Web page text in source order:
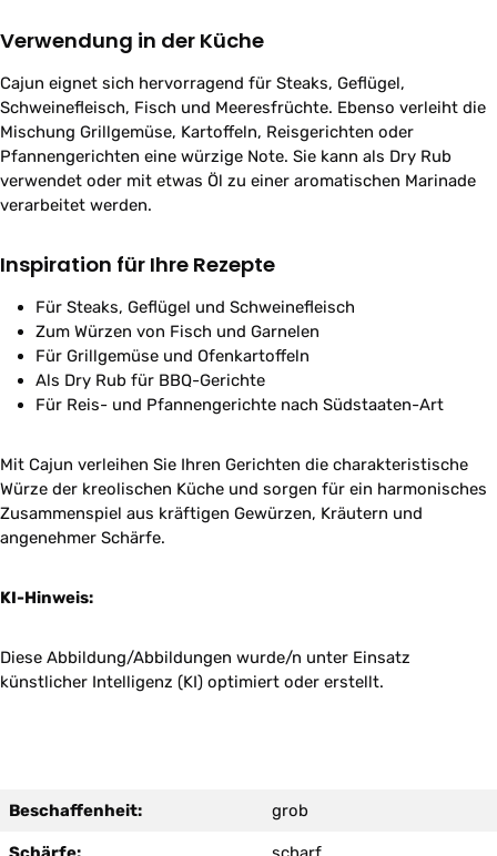
Verwendung in der Küche
Cajun eignet sich hervorragend für Steaks, Geflügel,
Schweinefleisch, Fisch und Meeresfrüchte. Ebenso verleiht die
Mischung Grillgemüse, Kartoffeln, Reisgerichten oder
Pfannengerichten eine würzige Note. Sie kann als Dry Rub
verwendet oder mit etwas Öl zu einer aromatischen Marinade
verarbeitet werden.
Inspiration für Ihre Rezepte
Für Steaks, Geflügel und Schweinefleisch
Zum Würzen von Fisch und Garnelen
Für Grillgemüse und Ofenkartoffeln
Als Dry Rub für BBQ-Gerichte
Für Reis- und Pfannengerichte nach Südstaaten-Art
Mit Cajun verleihen Sie Ihren Gerichten die charakteristische
Würze der kreolischen Küche und sorgen für ein harmonisches
Zusammenspiel aus kräftigen Gewürzen, Kräutern und
angenehmer Schärfe.
KI-Hinweis:
Diese Abbildung/Abbildungen wurde/n unter Einsatz
künstlicher Intelligenz (KI) optimiert oder erstellt.
Beschaffenheit: grob